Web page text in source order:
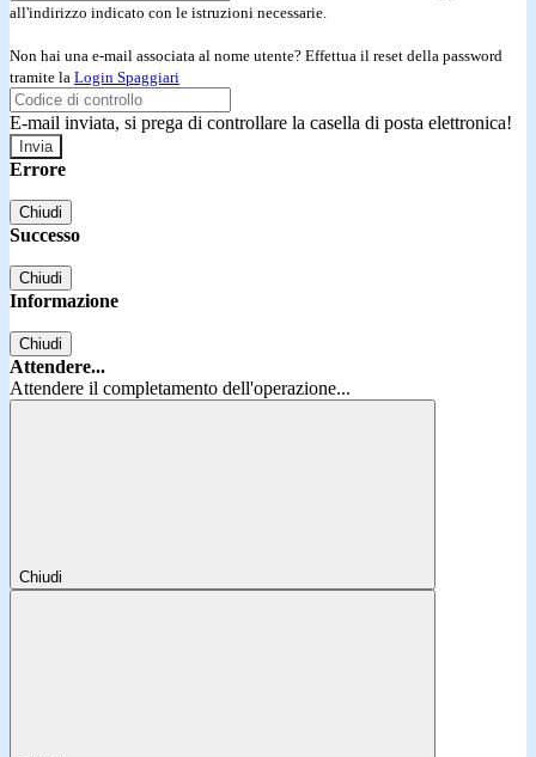
all'indirizzo indicato con le istruzioni necessarie.
Non hai una e-mail associata al nome utente? Effettua il reset della password
tramite la Login Spaggiari
E-mail inviata, si prega di controllare la casella di posta elettronica!
Errore
Chiudi
Successo
Chiudi
Informazione
Chiudi
Attendere...
Attendere il completamento dell'operazione...
Chiudi